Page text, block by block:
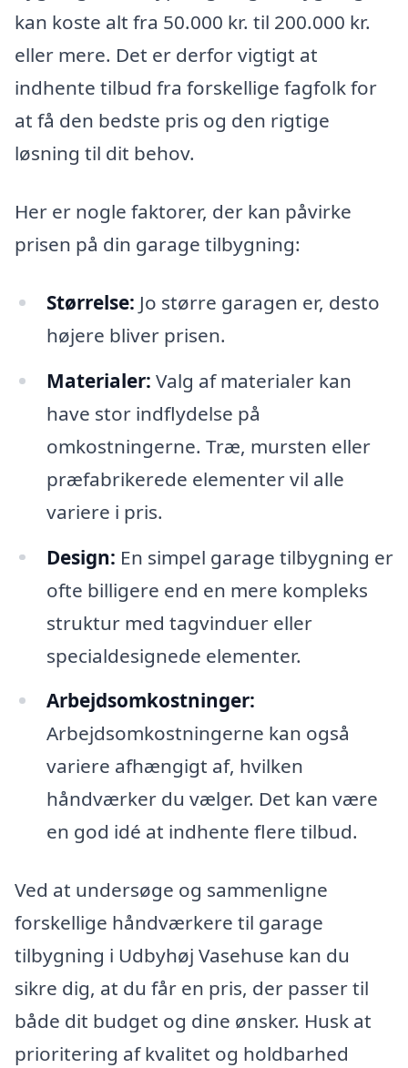
kan koste alt fra 50.000 kr. til 200.000 kr.
eller mere. Det er derfor vigtigt at
indhente tilbud fra forskellige fagfolk for
at få den bedste pris og den rigtige
løsning til dit behov.
Her er nogle faktorer, der kan påvirke
prisen på din garage tilbygning:
Størrelse: Jo større garagen er, desto
højere bliver prisen.
Materialer: Valg af materialer kan
have stor indflydelse på
omkostningerne. Træ, mursten eller
præfabrikerede elementer vil alle
variere i pris.
Design: En simpel garage tilbygning er
ofte billigere end en mere kompleks
struktur med tagvinduer eller
specialdesignede elementer.
Arbejdsomkostninger:
Arbejdsomkostningerne kan også
variere afhængigt af, hvilken
håndværker du vælger. Det kan være
en god idé at indhente flere tilbud.
Ved at undersøge og sammenligne
forskellige håndværkere til garage
tilbygning i Udbyhøj Vasehuse kan du
sikre dig, at du får en pris, der passer til
både dit budget og dine ønsker. Husk at
prioritering af kvalitet og holdbarhed